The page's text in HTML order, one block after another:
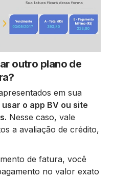
outro plano de
em sua
usar o app BV ou site
Nesse caso, vale
a avaliação de crédito,
de fatura, você
no valor exato